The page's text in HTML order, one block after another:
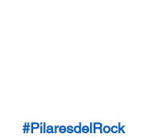
#PilaresdelRock